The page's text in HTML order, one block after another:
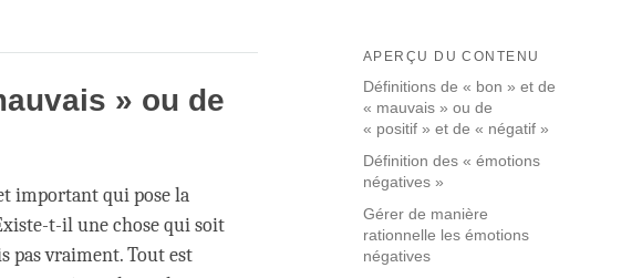
APERÇU DU CONTENU
Définitions de « bon » et de
« mauvais » ou de
« positif » et de « négatif »
Définition des « émotions
négatives »
Gérer de manière
rationnelle les émotions
négatives
» ou de
important qui pose la
t-il une chose qui soit
pas vraiment. Tout est